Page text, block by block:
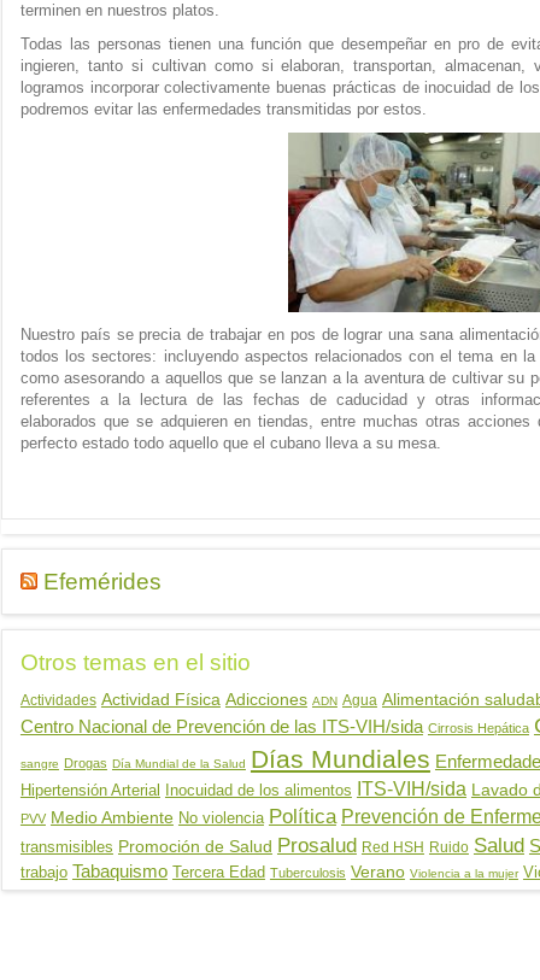
terminen en nuestros platos.
Todas las personas tienen una función que desempeñar en pro de
ingieren, tanto si cultivan como si elaboran, transportan, almacenan,
logramos incorporar colectivamente buenas prácticas de inocuidad de
podremos evitar las enfermedades transmitidas por estos.
Nuestro país se precia de trabajar en pos de lograr una sana
todos los sectores: incluyendo aspectos relacionados con el tema en
como asesorando a aquellos que se lanzan a la aventura de cultivar su
referentes a la lectura de las fechas de caducidad y otras
elaborados que se adquieren en tiendas, entre muchas otras
perfecto estado todo aquello que el cubano lleva a su mesa.
Efemérides
Otros temas en el sitio
Actividades Actividad Física Adicciones ADN Agua Alimentación
Centro Nacional de Prevención de las ITS-VIH/sida Cirrosis Hepática
sangre Drogas Día Mundial de la Salud Días Mundiales
Hipertensión Arterial Inocuidad de los alimentos ITS-VIH/sida Lavado
PVV Medio Ambiente No violencia Política Prevención de
transmisibles Promoción de Salud Prosalud Red HSH Ruido Salud
trabajo Tabaquismo Tercera Edad Tuberculosis Verano Violencia a la mujer